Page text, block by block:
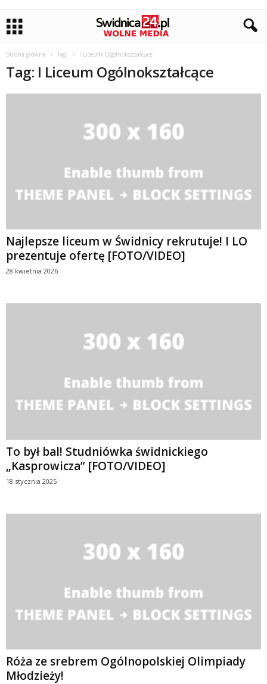
Strona główna Tagi I Liceum Ogólnokształcące
Tag: I Liceum Ogólnokształcące
Najlepsze liceum w Świdnicy rekrutuje! I LO
prezentuje ofertę [FOTO/VIDEO]
28 kwietnia 2026
To był bal! Studniówka świdnickiego
„Kasprowicza” [FOTO/VIDEO]
18 stycznia 2025
Róża ze srebrem Ogólnopolskiej Olimpiady
Młodzieży!